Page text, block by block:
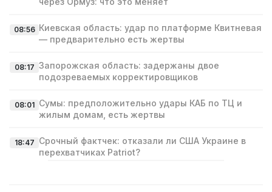
08:56 Киевская область: удар по платформе Квитневая
— предварительно есть жертвы
08:17 Запорожская область: задержаны двое
подозреваемых корректировщиков
08:01 Сумы: предположительно удары КАБ по ТЦ и
жилым домам, есть жертвы
18:47 Срочный фактчек: отказали ли США Украине в
перехватчиках Patriot?